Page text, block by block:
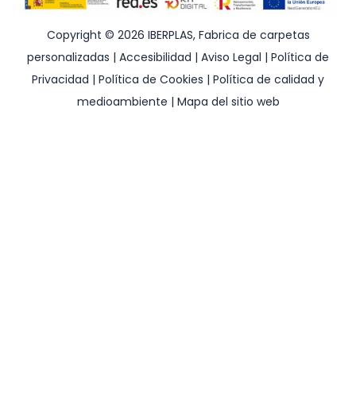
Copyright © 2026 IBERPLAS, Fabrica de carpetas
personalizadas | Accesibilidad | Aviso Legal | Política de
Privacidad | Política de Cookies | Política de calidad y
medioambiente | Mapa del sitio web